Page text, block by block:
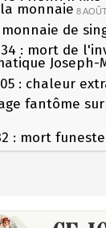
monnaie 8
de
: mort de
Joseph-
: chaleur
fantôme
: mort